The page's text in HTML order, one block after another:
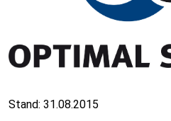
Stand: 31.08.2015